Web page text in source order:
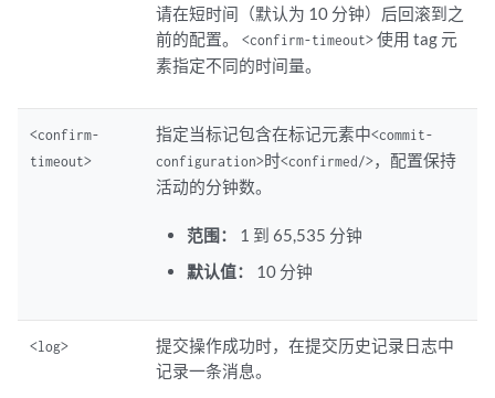
请在短时间（默认为 10 分钟）后回滚到之
前的配置。<confirm-timeout>使用 tag 元
素指定不同的时间量。
<confirm-
timeout>
指定当标记包含在标记元素中<commit-
configuration>时<confirmed/>，配置保持
活动的分钟数。
范围： 1 到 65,535 分钟
默认值： 10 分钟
<log>
提交操作成功时，在提交历史记录日志中
记录一条消息。